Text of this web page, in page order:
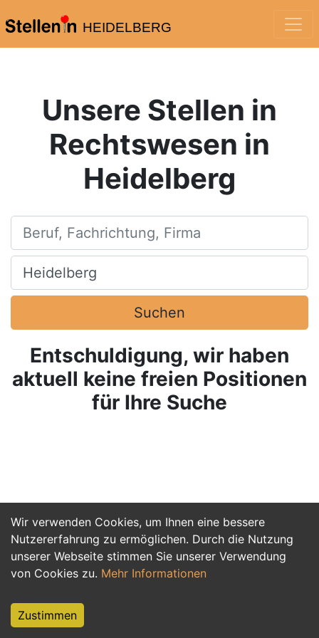
HEIDELBERG
Wir verwenden Cookies, um Ihnen eine bessere
Nutzererfahrung zu ermöglichen. Durch die Nutzung
unserer Webseite stimmen Sie unserer Verwendung
von Cookies zu. Mehr Informationen
Zustimmen
Unsere Stellen in
Rechtswesen in
Heidelberg
Beruf, Fachrichtung, Firma
Ort, Stadt
Suchen
Entschuldigung, wir haben
aktuell keine freien Positionen
für Ihre Suche